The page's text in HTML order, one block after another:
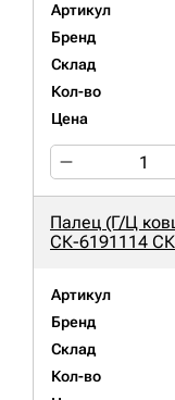
Артикул
Бренд
Склад
Кол-во
Цена
Палец (Г/Ц
СК-6191114 СК
Артикул
Бренд
Склад
Кол-во